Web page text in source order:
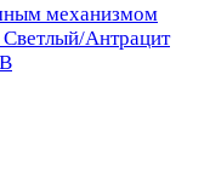
механизмом
Антрацит